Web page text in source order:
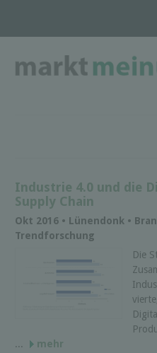
Industrie 4.0 und die
Supply Chain
Okt 2016 • Lünendonk •
Trendforschung
Die
...
mehr